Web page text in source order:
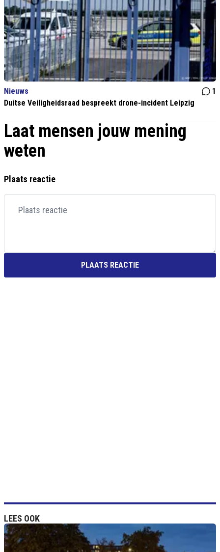
Nieuws
1
Duitse Veiligheidsraad bespreekt drone-incident Leipzig
Laat mensen jouw mening
weten
Plaats reactie
PLAATS REACTIE
LEES OOK